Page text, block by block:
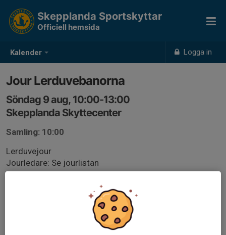
Kalender Logga in
Skepplanda Sportskyttar
Officiell hemsida
Jour Lerduvebanorna
Söndag 9 aug, 10:00-13:00
Skepplanda Skyttecenter
Samling: 10:00
Lerduvejour
Jourledare: Se jourlistan